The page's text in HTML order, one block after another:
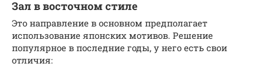
Зал в восточном стиле
Это направление в основном предполагает
использование японских мотивов. Решение
популярное в последние годы, у него есть свои
отличия: